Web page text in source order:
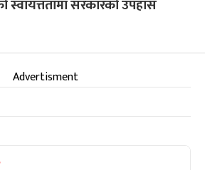
स्वायत्ततामा सरकारको उपहास
Advertisment